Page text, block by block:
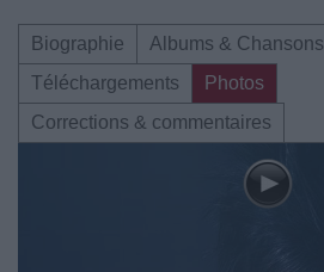
Biographie
Albums & Chansons
Téléchargements
Photos
Corrections & commentaires